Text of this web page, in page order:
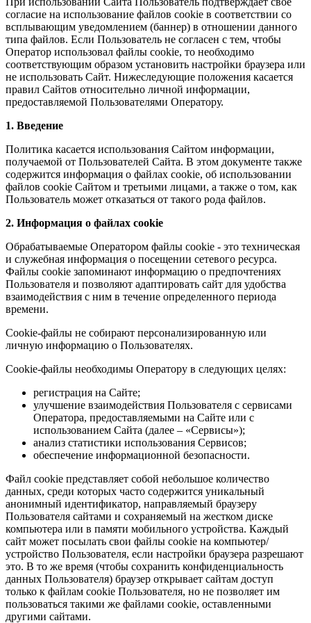
согласие на использование файлов cookie в соответствии со
всплывающим уведомлением (баннер) в отношении данного
типа файлов. Если Пользователь не согласен с тем, чтобы
Оператор использовал файлы cookie, то необходимо
соответствующим образом установить настройки браузера или
не использовать Сайт. Нижеследующие положения касается
правил Сайтов относительно личной информации,
предоставляемой Пользователями Оператору.
1. Введение
Политика касается использования Сайтом информации,
получаемой от Пользователей Сайта. В этом документе также
содержится информация о файлах cookie, об использовании
файлов cookie Сайтом и третьими лицами, а также о том, как
Пользователь может отказаться от такого рода файлов.
2. Информация о файлах cookie
Обрабатываемые Оператором файлы cookie - это техническая
и служебная информация о посещении сетевого ресурса.
Файлы cookie запоминают информацию о предпочтениях
Пользователя и позволяют адаптировать сайт для удобства
взаимодействия с ним в течение определенного периода
времени.
Cookie-файлы не собирают персонализированную или
личную информацию о Пользователях.
Cookie-файлы необходимы Оператору в следующих целях:
регистрация на Сайте;
улучшение взаимодействия Пользователя с сервисами
Оператора, предоставляемыми на Сайте или с
использованием Сайта (далее – «Сервисы»);
анализ статистики использования Сервисов;
обеспечение информационной безопасности.
Файл cookie представляет собой небольшое количество
данных, среди которых часто содержится уникальный
анонимный идентификатор, направляемый браузеру
Пользователя сайтами и сохраняемый на жестком диске
компьютера или в памяти мобильного устройства. Каждый
сайт может посылать свои файлы cookie на компьютер/
устройство Пользователя, если настройки браузера разрешают
это. В то же время (чтобы сохранить конфиденциальность
данных Пользователя) браузер открывает сайтам доступ
только к файлам cookie Пользователя, но не позволяет им
пользоваться такими же файлами cookie, оставленными
другими сайтами.